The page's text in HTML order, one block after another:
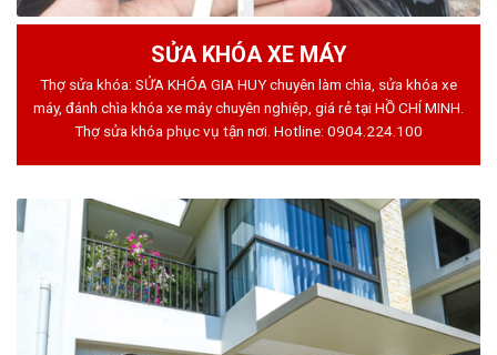
SỬA KHÓA XE MÁY
Thợ sửa khóa: SỬA KHÓA GIA HUY chuyên làm chìa, sửa khóa xe
máy, đánh chìa khóa xe máy chuyên nghiệp, giá rẻ tại HỒ CHÍ MINH.
Thợ sửa khóa phục vụ tận nơi. Hotline: 0904.224.100